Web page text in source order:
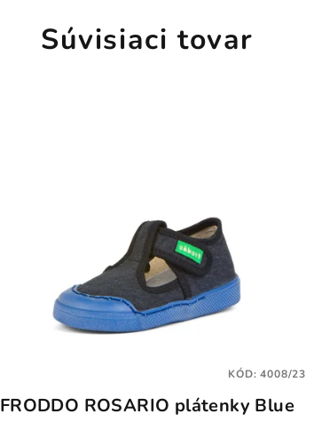
Súvisiaci tovar
FRODDO ROSARIO plátenky Blue
KÓD:4008/23